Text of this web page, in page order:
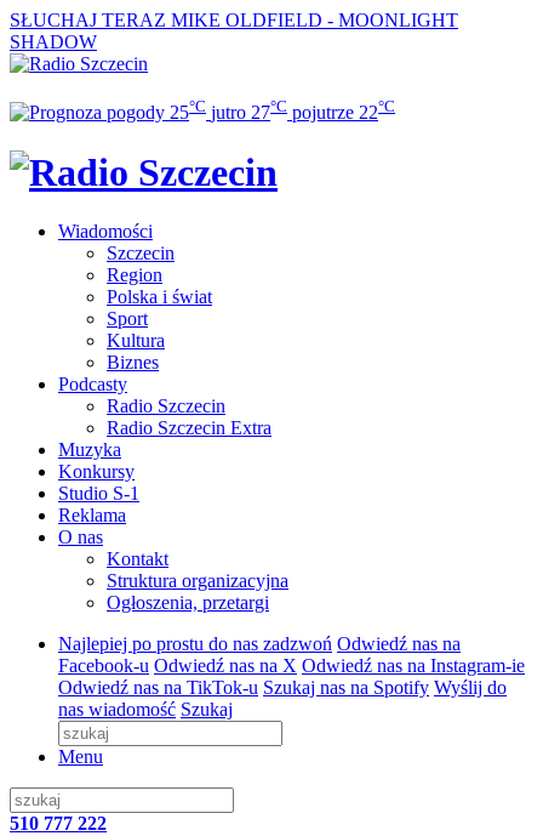
SŁUCHAJ TERAZ MIKE OLDFIELD - MOONLIGHT
SHADOW
25°C jutro 27°C pojutrze 22°C
Wiadomości
Szczecin
Region
Polska i świat
Sport
Kultura
Biznes
Podcasty
Radio Szczecin
Radio Szczecin Extra
Muzyka
Konkursy
Studio S-1
Reklama
O nas
Kontakt
Struktura organizacyjna
Ogłoszenia, przetargi
Najlepiej po prostu do nas zadzwoń Odwiedź nas na
Facebook-u Odwiedź nas na X Odwiedź nas na Instagram-ie
Odwiedź nas na TikTok-u Szukaj nas na Spotify Wyślij do
nas wiadomość Szukaj
Menu
510 777 222